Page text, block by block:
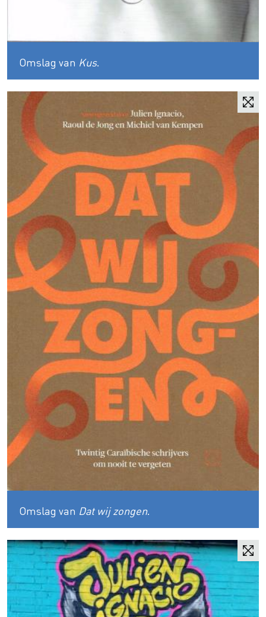
Omslag van Kus.
Omslag van Dat wij zongen.